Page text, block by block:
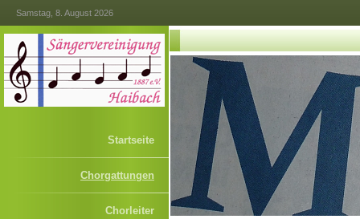
Samstag, 8. August 2026
Startseite
Chorgattungen
Chorleiter